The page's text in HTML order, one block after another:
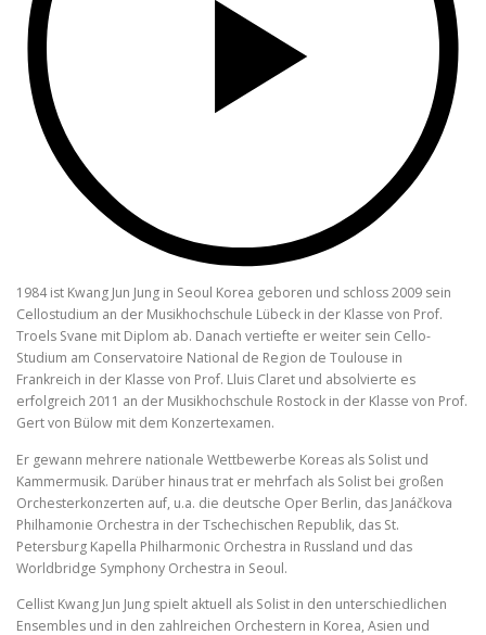
1984 ist Kwang Jun Jung in Seoul Korea geboren und schloss 2009 sein
Cellostudium an der Musikhochschule Lübeck in der Klasse von Prof.
Troels Svane mit Diplom ab. Danach vertiefte er weiter sein Cello-
Studium am Conservatoire National de Region de Toulouse in
Frankreich in der Klasse von Prof. Lluis Claret und absolvierte es
erfolgreich 2011 an der Musikhochschule Rostock in der Klasse von Prof.
Gert von Bülow mit dem Konzertexamen.
Er gewann mehrere nationale Wettbewerbe Koreas als Solist und
Kammermusik. Darüber hinaus trat er mehrfach als Solist bei großen
Orchesterkonzerten auf, u.a. die deutsche Oper Berlin, das Janáčkova
Philhamonie Orchestra in der Tschechischen Republik, das St.
Petersburg Kapella Philharmonic Orchestra in Russland und das
Worldbridge Symphony Orchestra in Seoul.
Cellist Kwang Jun Jung spielt aktuell als Solist in den unterschiedlichen
Ensembles und in den zahlreichen Orchestern in Korea, Asien und